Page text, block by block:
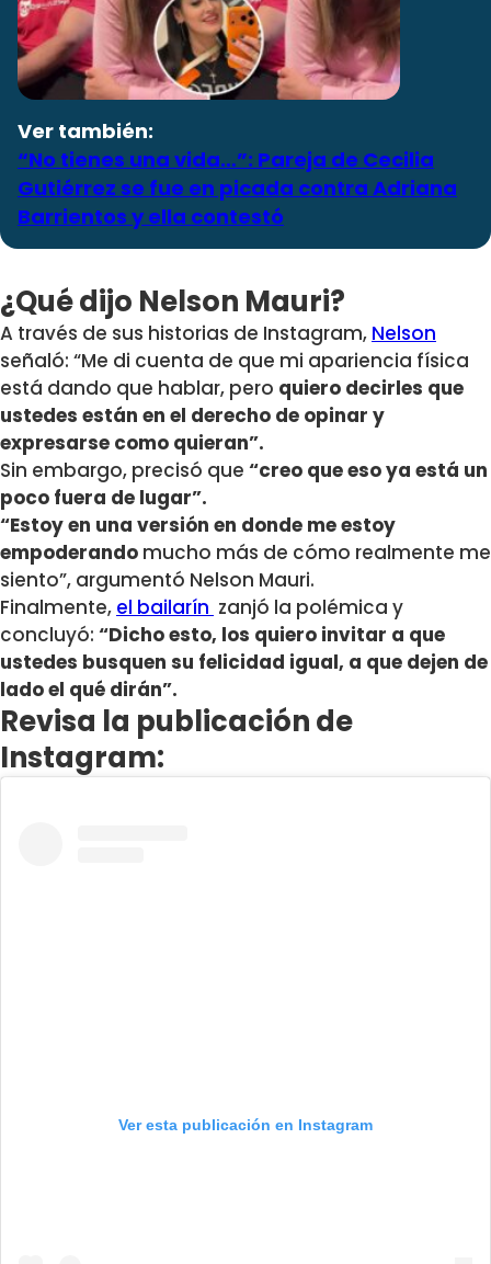
Ver también:
“No tienes una vida…”: Pareja de Cecilia
Gutiérrez se fue en picada contra Adriana
Barrientos y ella contestó
¿Qué dijo Nelson Mauri?
A través de sus historias de Instagram, Nelson
señaló: “Me di cuenta de que mi apariencia física
está dando que hablar, pero quiero decirles que
ustedes están en el derecho de opinar y
expresarse como quieran”.
Sin embargo, precisó que “creo que eso ya está un
poco fuera de lugar”.
“Estoy en una versión en donde me estoy
empoderando mucho más de cómo realmente me
siento”, argumentó Nelson Mauri.
Finalmente, el bailarín zanjó la polémica y
concluyó: “Dicho esto, los quiero invitar a que
ustedes busquen su felicidad igual, a que dejen de
lado el qué dirán”.
Revisa la publicación de
Instagram:
Ver esta publicación en Instagram